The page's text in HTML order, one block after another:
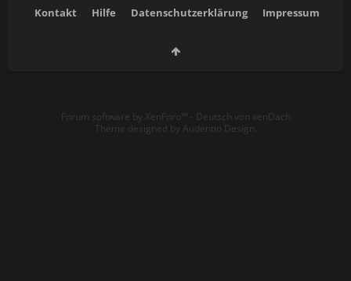
Kontakt Hilfe Datenschutzerklärung Impressum
Forum software by XenForo™ - Deutsch von xenDach
Theme designed by Audentio Design.